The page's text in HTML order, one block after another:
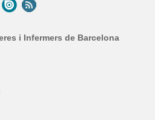
i Infermers de Barcelona